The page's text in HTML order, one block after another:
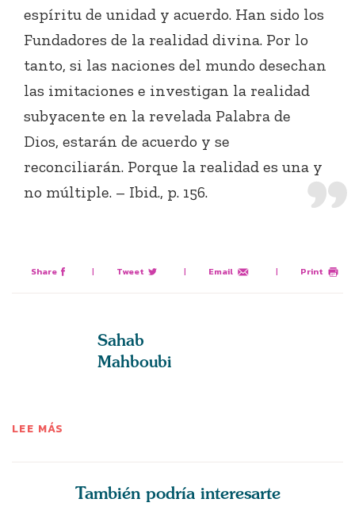
espíritu de unidad y acuerdo. Han sido los
Fundadores de la realidad divina. Por lo
tanto, si las naciones del mundo desechan
las imitaciones e investigan la realidad
subyacente en la revelada Palabra de
Dios, estarán de acuerdo y se
reconciliarán. Porque la realidad es una y
no múltiple. – Ibid., p. 156.
Share | Tweet | Email | Print
Sahab
Mahboubi
LEE MÁS
También podría interesarte